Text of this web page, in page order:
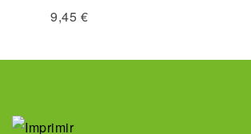
9,45 €